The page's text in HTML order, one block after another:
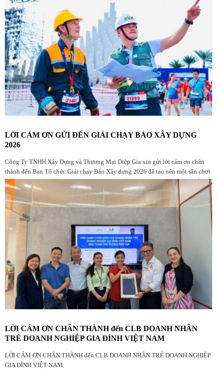
LỜI CẢM ƠN GỬI ĐẾN GIẢI CHẠY BÁO XÂY DỰNG
2026
Công Ty TNHH Xây Dựng và Thương Mại Diệp Gia xin gửi lời cảm ơn chân
thành đến Ban Tổ chức Giải chạy Báo Xây dựng 2026 đã tạo nên một sân chơi
thể thao ý nghĩa, chuyên nghiệp và giàu giá trị nhân văn dành cho cộng đồng
yêu chạy bộ, đặc biệt là những người đang làm việc trong ngành Xây dựng.
LỜI CẢM ƠN CHÂN THÀNH đến CLB DOANH NHÂN
TRẺ DOANH NGHIỆP GIA ĐÌNH VIỆT NAM
LỜI CẢM ƠN CHÂN THÀNH đến CLB DOANH NHÂN TRẺ DOANH NGHIỆP
GIA ĐÌNH VIỆT NAM